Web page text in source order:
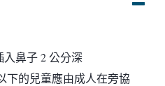
鼻子 2 公分深
下的兒童應由成人在旁協